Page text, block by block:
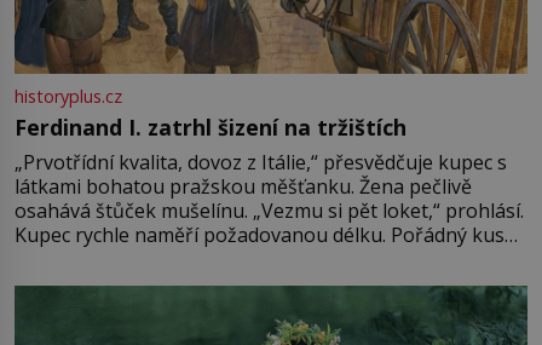
historyplus.cz
Ferdinand I. zatrhl šizení na tržištích
„Prvotřídní kvalita, dovoz z Itálie,“ přesvědčuje kupec s
látkami bohatou pražskou měšťanku. Žena pečlivě
osahává štůček mušelínu. „Vezmu si pět loket,“ prohlásí.
Kupec rychle naměří požadovanou délku. Pořádný kus
milostpaní. Stačí jenom na sukni,“ zhodnotí švadlena
množství růžového mušelínu. „Ošidili vás, podívejte.“